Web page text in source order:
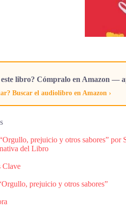
este libro? Cómpralo en Amazon —
Buscar el audiolibro en Amazon ›
prejuicio y otros sabores” por
del Libro
Clave
prejuicio y otros sabores”